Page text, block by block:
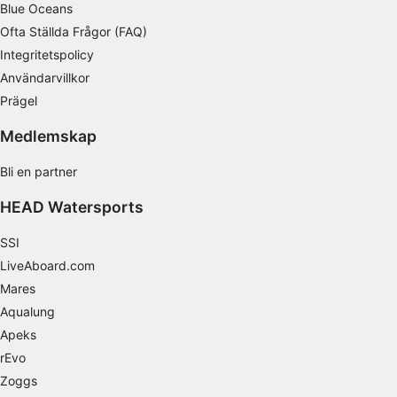
Blue Oceans
Ofta Ställda Frågor (FAQ)
Integritetspolicy
Användarvillkor
Prägel
Medlemskap
Bli en partner
HEAD Watersports
SSI
LiveAboard.com
Mares
Aqualung
Apeks
rEvo
Zoggs
Använda exakta uppgifter om geografisk
positionering
Identifiera enheter baserat på information
som aktivt begärs
Behandlingsändamål som inte rör IAB:
Nödvändig
Prestanda
Funktionell